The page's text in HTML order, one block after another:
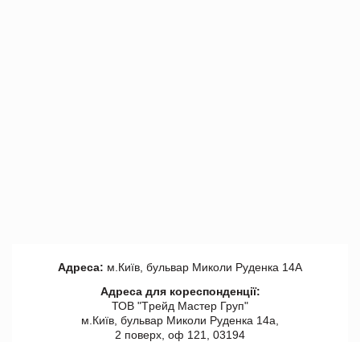
Адреса: м.Київ, бульвар Миколи Руденка 14А
Адреса для кореспонденції:
ТОВ "Tрейд Мастер Груп"
м.Київ, бульвар Миколи Руденка 14а,
2 поверх, оф 121, 03194